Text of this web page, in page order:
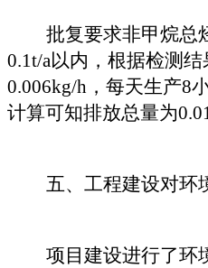
批复要求非甲烷总
0.1t/a以内，根据检测
0.006kg/h，每天生产8
计算可知排放总量为
五、工程建设对环
项目建设进行了环